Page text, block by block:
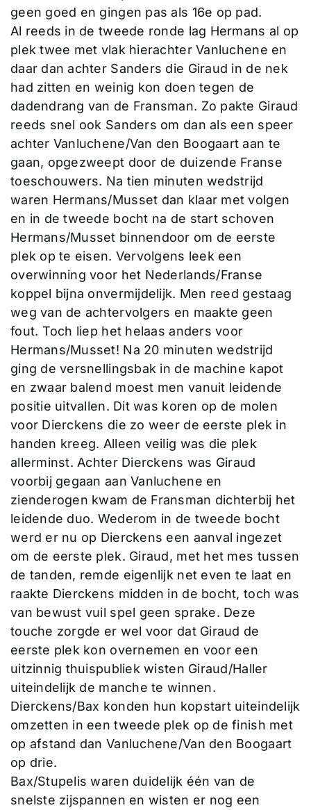
geen goed en gingen pas als 16e op pad.
Al reeds in de tweede ronde lag Hermans al op
plek twee met vlak hierachter Vanluchene en
daar dan achter Sanders die Giraud in de nek
had zitten en weinig kon doen tegen de
dadendrang van de Fransman. Zo pakte Giraud
reeds snel ook Sanders om dan als een speer
achter Vanluchene/Van den Boogaart aan te
gaan, opgezweept door de duizende Franse
toeschouwers. Na tien minuten wedstrijd
waren Hermans/Musset dan klaar met volgen
en in de tweede bocht na de start schoven
Hermans/Musset binnendoor om de eerste
plek op te eisen. Vervolgens leek een
overwinning voor het Nederlands/Franse
koppel bijna onvermijdelijk. Men reed gestaag
weg van de achtervolgers en maakte geen
fout. Toch liep het helaas anders voor
Hermans/Musset! Na 20 minuten wedstrijd
ging de versnellingsbak in de machine kapot
en zwaar balend moest men vanuit leidende
positie uitvallen. Dit was koren op de molen
voor Dierckens die zo weer de eerste plek in
handen kreeg. Alleen veilig was die plek
allerminst. Achter Dierckens was Giraud
voorbij gegaan aan Vanluchene en
zienderogen kwam de Fransman dichterbij het
leidende duo. Wederom in de tweede bocht
werd er nu op Dierckens een aanval ingezet
om de eerste plek. Giraud, met het mes tussen
de tanden, remde eigenlijk net even te laat en
raakte Dierckens midden in de bocht, toch was
van bewust vuil spel geen sprake. Deze
touche zorgde er wel voor dat Giraud de
eerste plek kon overnemen en voor een
uitzinnig thuispubliek wisten Giraud/Haller
uiteindelijk de manche te winnen.
Dierckens/Bax konden hun kopstart uiteindelijk
omzetten in een tweede plek op de finish met
op afstand dan Vanluchene/Van den Boogaart
op drie.
Bax/Stupelis waren duidelijk één van de
snelste zijspannen en wisten er nog een